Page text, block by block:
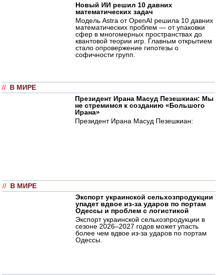
Новый ИИ решил 10 давних
математических задач
Модель Astra от OpenAI решила 10 давних
математических проблем — от упаковки
сфер в многомерных пространствах до
квантовой теории игр. Главным открытием
стало опровержение гипотезы о
софичности групп.
// В МИРЕ
Президент Ирана Масуд Пезешкиан: Мы
не стремимся к созданию «Большого
Ирана»
Президент Ирана Масуд Пезешкиан:
// В МИРЕ
Экспорт украинской сельхозпродукции
упадет вдвое из-за ударов по портам
Одессы и проблем с логистикой
Экспорт украинской сельхозпродукции в
сезоне 2026–2027 годов может упасть
более чем вдвое из-за ударов по портам
Одессы.